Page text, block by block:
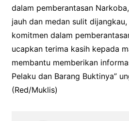
dalam pemberantasan
jauh dan medan sulit
komitmen dalam
ucapkan terima kasih kepada
membantu memberikan
Pelaku dan Barang Buktinya”
(Red/Muklis)